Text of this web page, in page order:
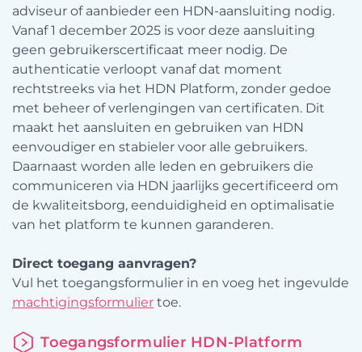
adviseur of aanbieder een HDN-aansluiting nodig.
Vanaf 1 december 2025 is voor deze aansluiting
geen gebruikerscertificaat meer nodig. De
authenticatie verloopt vanaf dat moment
rechtstreeks via het HDN Platform, zonder gedoe
met beheer of verlengingen van certificaten. Dit
maakt het aansluiten en gebruiken van HDN
eenvoudiger en stabieler voor alle gebruikers.
Daarnaast worden alle leden en gebruikers die
communiceren via HDN jaarlijks gecertificeerd om
de kwaliteitsborg, eenduidigheid en optimalisatie
van het platform te kunnen garanderen.
Direct toegang aanvragen?
Vul het toegangsformulier in en voeg het ingevulde
machtigingsformulier toe.
Toegangsformulier HDN-Platform